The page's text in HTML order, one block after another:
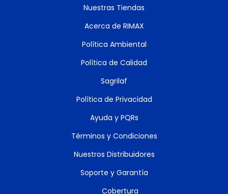
Nuestras Tiendas
Acerca de RIMAX
Política Ambiental
Política de Calidad
Sagrilaf
Política de Privacidad
Ayuda y PQRs
Términos y Condiciones
Nuestros Distribuidores
Soporte y Garantía
Cobertura